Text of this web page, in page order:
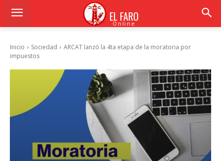
EL FARO
Online
Inicio Sociedad
ARCAT lanzó la 4ta etapa de la moratoria por
impuestos